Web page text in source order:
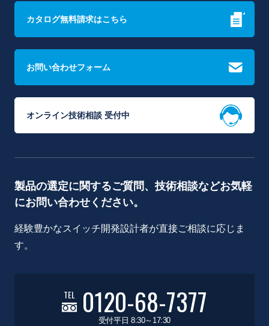
カタログ無料請求はこちら
お問い合わせフォーム
オンライン技術相談 受付中
製品の選定に関するご質問、技術相談などお気軽
にお問い合わせください。
経験豊かなスイッチ開発設計者が直接ご相談に応じま
す。
TEL 0120-68-7377
受付平日 8:30～17:30